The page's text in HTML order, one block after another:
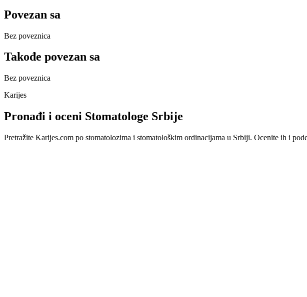
Povezan sa
Bez poveznica
Takođe povezan sa
Bez poveznica
Karijes
Pronađi i oceni Stomatologe Srbije
Pretražite Karijes.com po stomatolozima i stomatološkim ordinacijama u Srbiji. Ocenite ih i